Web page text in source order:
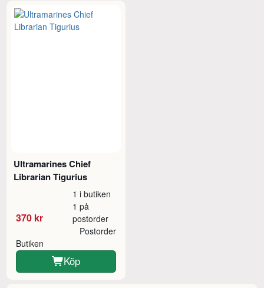
Ultramarines Chief
Librarian Tigurius
370 kr
1 i butiken
1 på
postorder
Butiken
Postorder
Köp